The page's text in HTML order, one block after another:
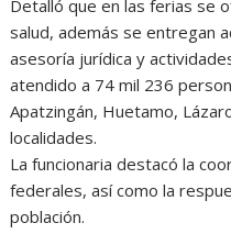
Detalló que en las ferias se
salud, además se entregan
asesoría jurídica y
atendido a 74 mil 236
Apatzingán, Huetamo,
localidades.
La funcionaria destacó la
federales, así como la
población.